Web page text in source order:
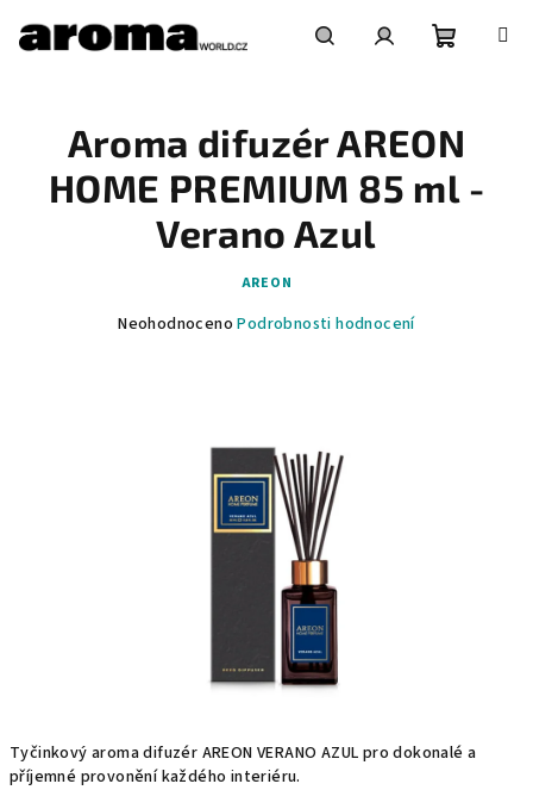
obsah
košík
Tyčinkový aroma difuzér AREON VERANO AZUL pro dokonalé a
příjemné provonění každého interiéru.
Aroma difuzér AREON
HOME PREMIUM 85 ml -
Verano Azul
AREON
Průměrné
Neohodnoceno Podrobnosti hodnocení